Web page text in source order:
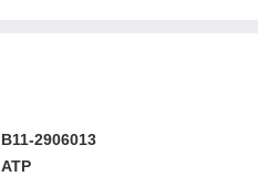
B11-2906013
ATP